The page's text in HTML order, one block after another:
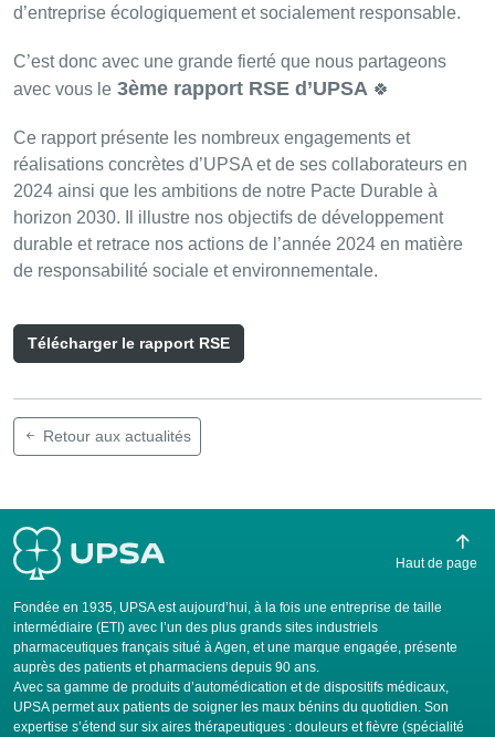
d’entreprise écologiquement et socialement responsable.
C’est donc avec une grande fierté que nous partageons
avec vous le 3ème rapport RSE d’UPSA 🍀
Ce rapport présente les nombreux engagements et
réalisations concrètes d’UPSA et de ses collaborateurs en
2024 ainsi que les ambitions de notre Pacte Durable à
horizon 2030. Il illustre nos objectifs de développement
durable et retrace nos actions de l’année 2024 en matière
de responsabilité sociale et environnementale.
Télécharger le rapport RSE
Retour aux actualités
Fondée en 1935, UPSA est aujourd’hui, à la fois une entreprise de taille
intermédiaire (ETI) avec l’un des plus grands sites industriels
pharmaceutiques français situé à Agen, et une marque engagée, présente
auprès des patients et pharmaciens depuis 90 ans.
Avec sa gamme de produits d’automédication et de dispositifs médicaux,
UPSA permet aux patients de soigner les maux bénins du quotidien. Son
expertise s’étend sur six aires thérapeutiques : douleurs et fièvre (spécialité
Haut de page